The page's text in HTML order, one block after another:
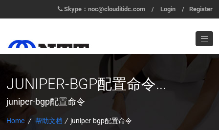
Skype：noc@clouditidc.com / Login / Register
JUNIPER-BGP配置命令...
juniper-bgp配置命令
Home / 帮助文档 / juniper-bgp配置命令